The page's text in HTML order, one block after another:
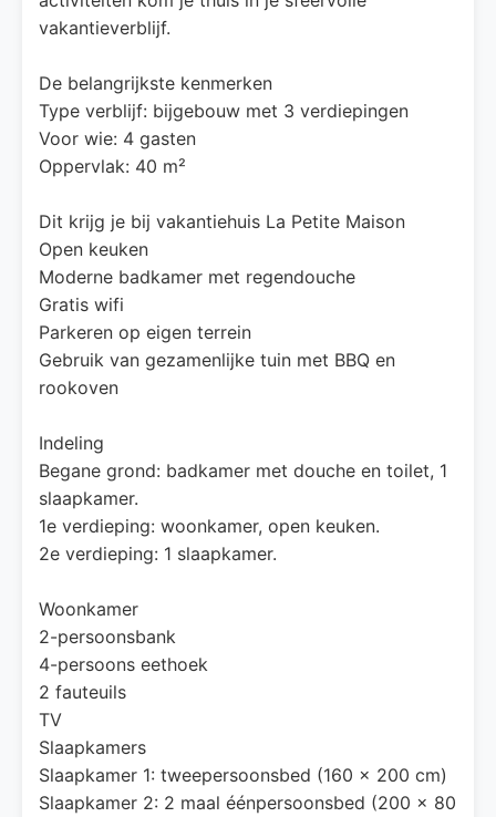
vakantieverblijf.
De belangrijkste kenmerken
Type verblijf: bijgebouw met 3 verdiepingen
Voor wie: 4 gasten
Oppervlak: 40 m²
Dit krijg je bij vakantiehuis La Petite Maison
Open keuken
Moderne badkamer met regendouche
Gratis wifi
Parkeren op eigen terrein
Gebruik van gezamenlijke tuin met BBQ en
rookoven
Indeling
Begane grond: badkamer met douche en toilet, 1
slaapkamer.
1e verdieping: woonkamer, open keuken.
2e verdieping: 1 slaapkamer.
Woonkamer
2-persoonsbank
4-persoons eethoek
2 fauteuils
TV
Slaapkamers
Slaapkamer 1: tweepersoonsbed (160 x 200 cm)
Slaapkamer 2: 2 maal éénpersoonsbed (200 x 80